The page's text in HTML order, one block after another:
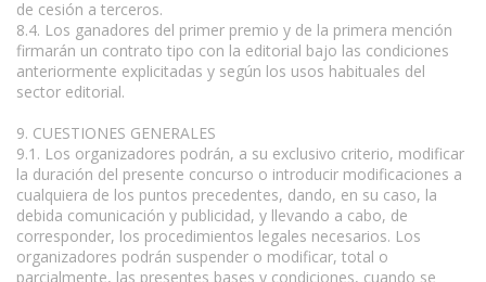
de cesión a terceros.
8.4. Los ganadores del primer premio y de la primera mención
firmarán un contrato tipo con la editorial bajo las condiciones
anteriormente explicitadas y según los usos habituales del
sector editorial.
9. CUESTIONES GENERALES
9.1. Los organizadores podrán, a su exclusivo criterio, modificar
la duración del presente concurso o introducir modificaciones a
cualquiera de los puntos precedentes, dando, en su caso, la
debida comunicación y publicidad, y llevando a cabo, de
corresponder, los procedimientos legales necesarios. Los
organizadores podrán suspender o modificar, total o
parcialmente, las presentes bases y condiciones, cuando se